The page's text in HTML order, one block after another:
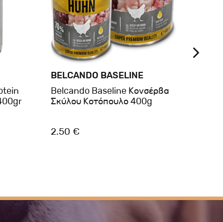
BELCANDO BASELINE
Belcando Baseline Κονσέρβα
Σκύλου Κοτόπουλο 400g
2.50 €